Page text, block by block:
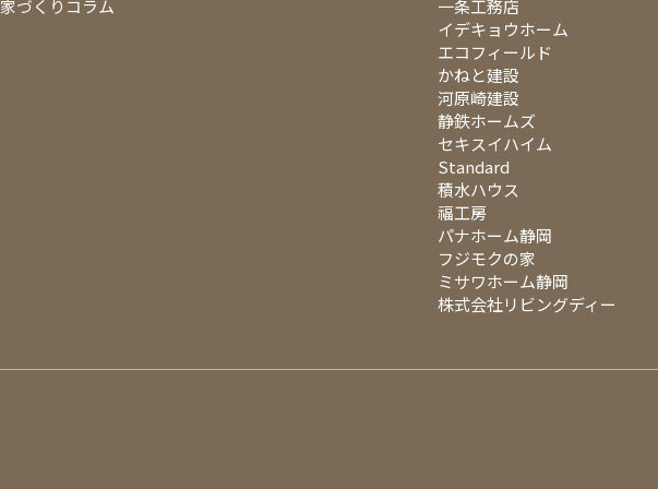
家づくりコラム
一条工務店
イデキョウホーム
エコフィールド
かねと建設
河原崎建設
静鉄ホームズ
セキスイハイム
Standard
積水ハウス
福工房
パナホーム静岡
フジモクの家
ミサワホーム静岡
株式会社リビングディー